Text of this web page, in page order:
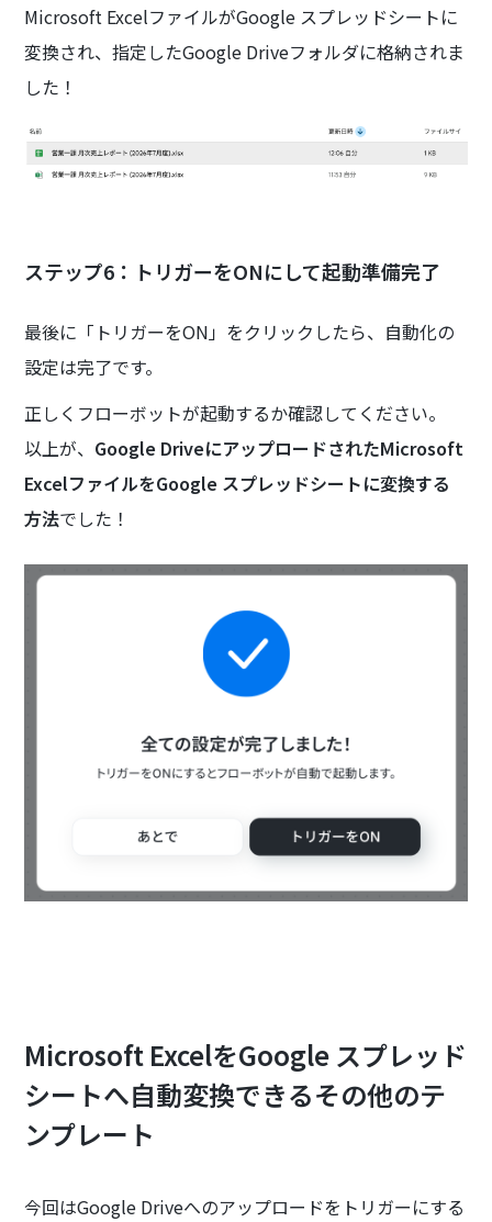
Microsoft ExcelファイルがGoogle スプレッドシートに
変換され、指定したGoogle Driveフォルダに格納されま
した！
ステップ6：トリガーをONにして起動準備完了
最後に「トリガーをON」をクリックしたら、自動化の
設定は完了です。
正しくフローボットが起動するか確認してください。
以上が、 Google DriveにアップロードされたMicrosoft
ExcelファイルをGoogle スプレッドシートに変換する
方法でした！
Microsoft ExcelをGoogle スプレッド
シートへ自動変換できるその他のテ
ンプレート
今回はGoogle Driveへのアップロードをトリガーにする